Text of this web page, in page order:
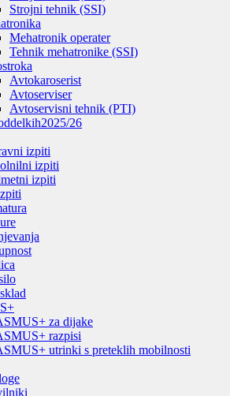
Strojni tehnik (SSI)
Mehatronik operater
Tehnik mehatronike (SSI)
Avtokaroserist
Avtoserviser
Avtoservisni tehnik (PTI)
2025/26
izpiti
izpiti
izpiti
za dijake
razpisi
utrinki s preteklih mobilnosti